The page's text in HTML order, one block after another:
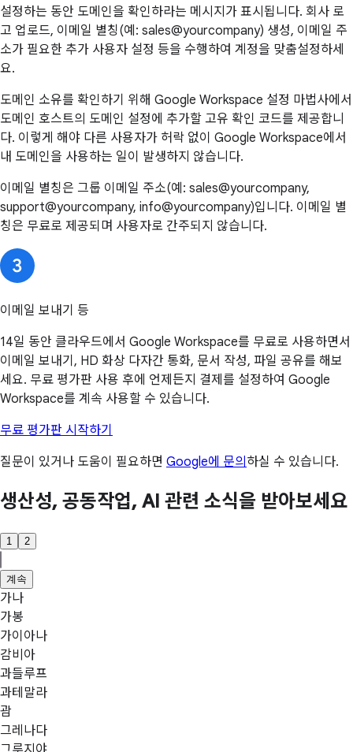
설정하는 동안 도메인을 확인하라는 메시지가 표시됩니다. 회사 로
고 업로드, 이메일 별칭(예: sales@yourcompany) 생성, 이메일 주
소가 필요한 추가 사용자 설정 등을 수행하여 계정을 맞춤설정하세
요.
도메인 소유를 확인하기 위해 Google Workspace 설정 마법사에서
도메인 호스트의 도메인 설정에 추가할 고유 확인 코드를 제공합니
다. 이렇게 해야 다른 사용자가 허락 없이 Google Workspace에서
내 도메인을 사용하는 일이 발생하지 않습니다.
이메일 별칭은 그룹 이메일 주소(예: sales@yourcompany,
support@yourcompany, info@yourcompany)입니다. 이메일 별
칭은 무료로 제공되며 사용자로 간주되지 않습니다.
이메일 보내기 등
14일 동안 클라우드에서 Google Workspace를 무료로 사용하면서
이메일 보내기, HD 화상 다자간 통화, 문서 작성, 파일 공유를 해보
세요. 무료 평가판 사용 후에 언제든지 결제를 설정하여 Google
Workspace를 계속 사용할 수 있습니다.
무료 평가판 시작하기
질문이 있거나 도움이 필요하면 Google에 문의 하실 수 있습니다.
생산성, 공동작업, AI 관련 소식을 받아보세요
1 2
계속
가나
가봉
가이아나
감비아
과들루프
과테말라
괌
그레나다